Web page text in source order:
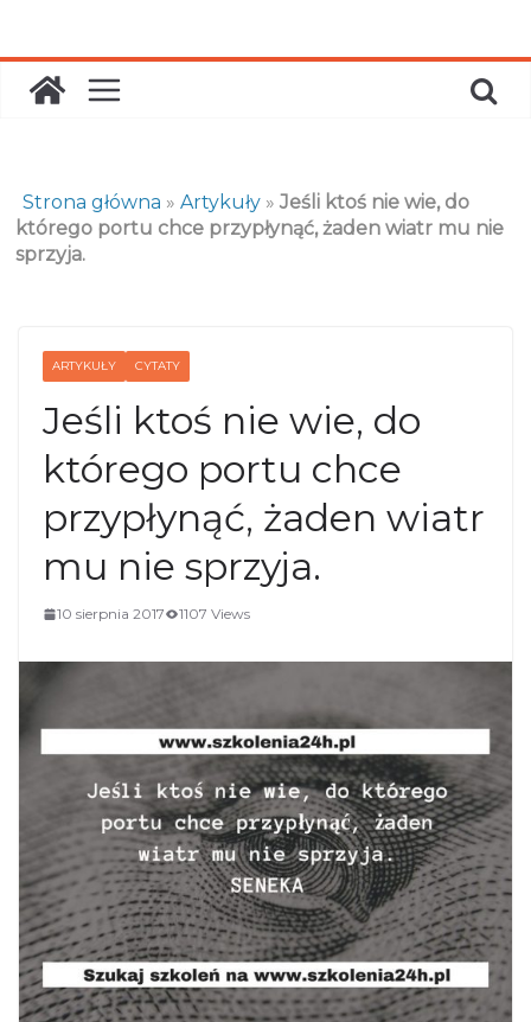
content
Strona główna »Artykuły »Jeśli ktoś nie wie, do
którego portu chce przypłynąć, żaden wiatr mu nie
sprzyja.
ARTYKUŁY CYTATY
Jeśli ktoś nie wie, do
którego portu chce
przypłynąć, żaden wiatr
mu nie sprzyja.
10 sierpnia 2017 1107 Views